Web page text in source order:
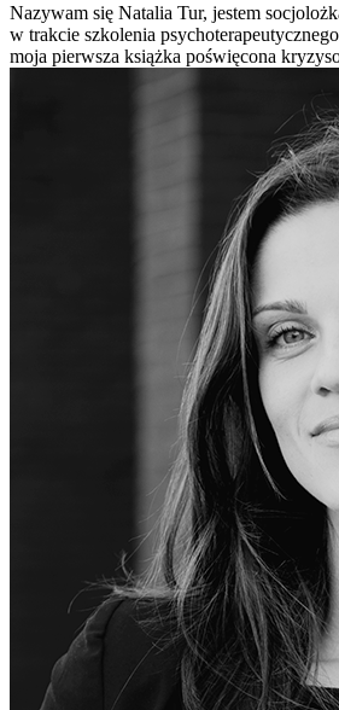
Nazywam się Natalia Tur, jestem
w trakcie szkolenia
moja pierwsza książka poświęcona